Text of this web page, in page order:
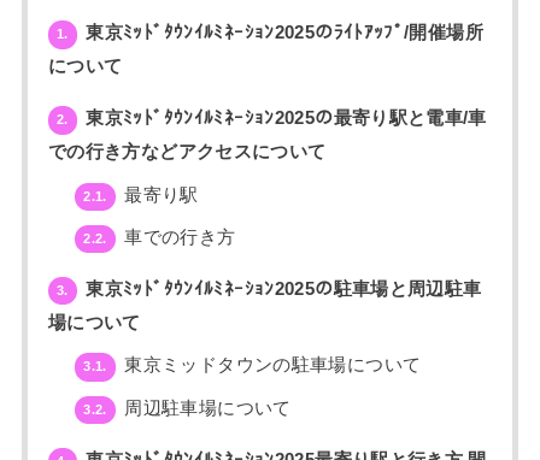
1.
東京ﾐｯﾄﾞﾀｳﾝｲﾙﾐﾈｰｼｮﾝ2025のﾗｲﾄｱｯﾌﾟ/開催場所
について
2.
東京ﾐｯﾄﾞﾀｳﾝｲﾙﾐﾈｰｼｮﾝ2025の最寄り駅と電車/車
での行き方などアクセスについて
2.1. 最寄り駅
2.2. 車での行き方
3.
東京ﾐｯﾄﾞﾀｳﾝｲﾙﾐﾈｰｼｮﾝ2025の駐車場と周辺駐車
場について
3.1. 東京ミッドタウンの駐車場について
3.2. 周辺駐車場について